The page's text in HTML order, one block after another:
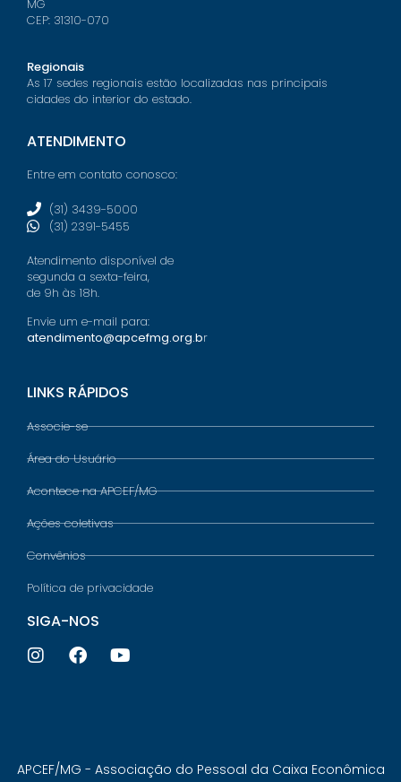
MG
CEP: 31310-070
Regionais
As 17 sedes regionais estão localizadas nas principais
cidades do interior do estado.
ATENDIMENTO
Entre em contato conosco:
(31) 3439-5000
(31) 2391-5455
Atendimento disponível de
segunda a sexta-feira,
de 9h às 18h.
Envie um e-mail para:
atendimento@apcefmg.org.br
LINKS RÁPIDOS
Associe-se
Área do Usuário
Acontece na APCEF/MG
Ações coletivas
Convênios
Política de privacidade
SIGA-NOS
APCEF/MG - Associação do Pessoal da Caixa Econômica